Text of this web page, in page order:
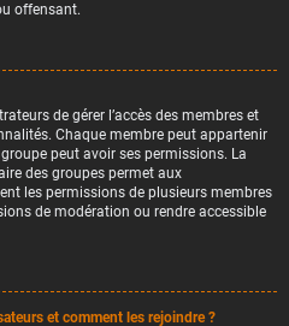
offensant.
de gérer l’accès des membres et
Chaque membre peut appartenir
peut avoir ses permissions. La
des groupes permet aux
les permissions de plusieurs membres
de modération ou rendre accessible
et comment les rejoindre ?